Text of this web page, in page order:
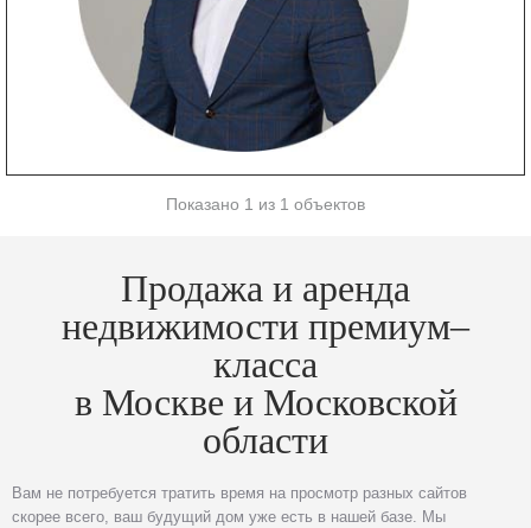
Показано 1 из 1 объектов
Продажа и аренда
недвижимости премиум–
класса
в Москве и Московской
области
Вам не потребуется тратить время на просмотр разных сайтов
скорее всего, ваш будущий дом уже есть в нашей базе. Мы